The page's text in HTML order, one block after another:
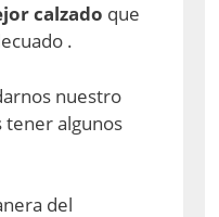
calzado que
.
nuestro
tener algunos
del